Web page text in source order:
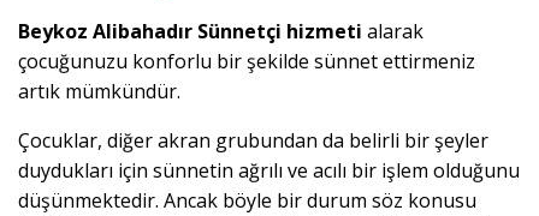
Beykoz Alibahadır Sünnetçi hizmeti alarak
çocuğunuzu konforlu bir şekilde sünnet ettirmeniz
artık mümkündür.
Çocuklar, diğer akran grubundan da belirli bir şeyler
duydukları için sünnetin ağrılı ve acılı bir işlem olduğunu
düşünmektedir. Ancak böyle bir durum söz konusu